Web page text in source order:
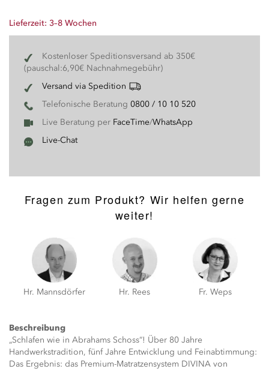
Lieferzeit: 3–8 Wochen
Kostenloser Speditionsversand ab 350€
(pauschal:6,90€ Nachnahmegebühr)
Versand via Spedition
Telefonische Beratung 0800 / 10 10 520
Live Beratung per FaceTime/WhatsApp
Live-Chat
Fragen zum Produkt? Wir helfen gerne
weiter!
Hr. Mannsdörfer Hr. Rees Fr. Weps
Beschreibung
„Schlafen wie in Abrahams Schoss“! Über 80 Jahre
Handwerkstradition, fünf Jahre Entwicklung und Feinabtimmung:
Das Ergebnis: das Premium-Matratzensystem DIVINA von